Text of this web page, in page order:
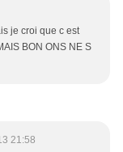
je croi que c est
BON ONS NE S
21:58